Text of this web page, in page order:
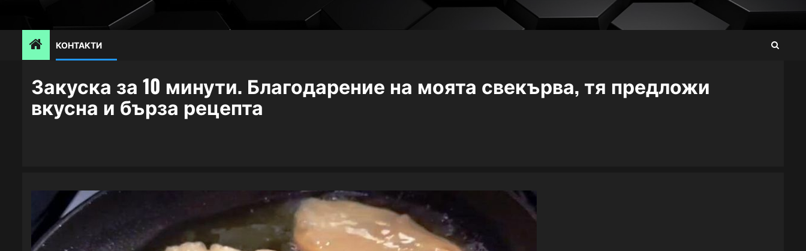
КОНТАКТИ
Закуска за 10 минути. Благодарение на моята свекърва, тя предложи
вкусна и бърза рецепта